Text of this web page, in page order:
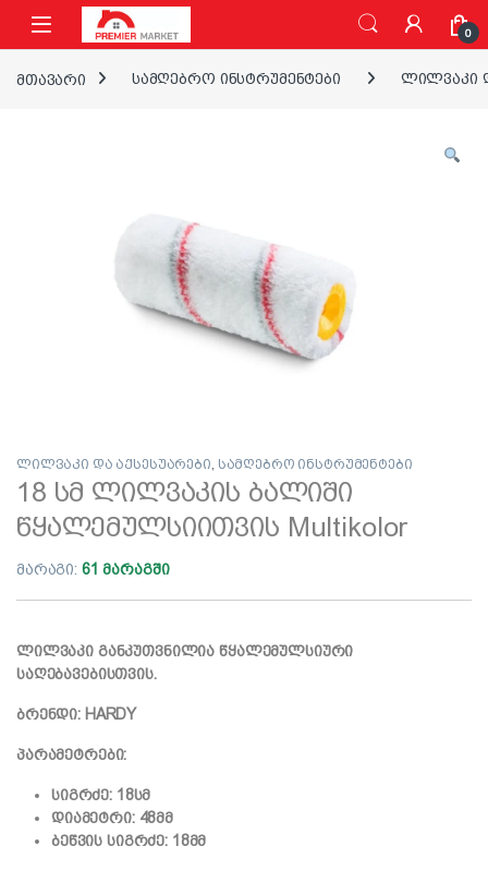
ნავიგაციაზე გადასვლა
შინაარსზე გადასვლა
0
მთავარი სამღებრო ინსტრუმენტები ლილვაკი
ლილვაკი და აქსესუარები, სამღებრო ინსტრუმენტები
18 სმ ლილვაკის ბალიში
წყალემულსიითვის Multikolor
მარაგი: 61 მარაგში
ლილვაკი განკუთვნილია წყალემულსიური
საღებავებისთვის.
ბრენდი: HARDY
პარამეტრები:
სიგრძე: 18სმ
დიამეტრი: 48მმ
ბეწვის სიგრძე: 18მმ